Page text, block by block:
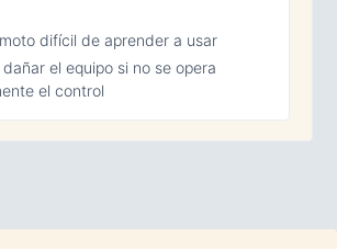
difícil de aprender a usar
dañar el equipo si no se opera
el control